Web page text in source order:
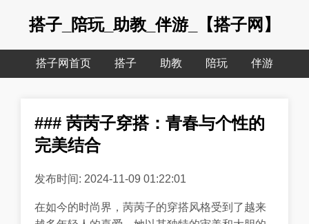
搭子_陪玩_助教_伴游_【搭子网】
搭子网首页 搭子 助教 陪玩 伴游
### 苪苪子穿搭：青春与个性的
完美结合
发布时间: 2024-11-09 01:22:01
在如今的时尚界，苪苪子的穿搭风格受到了越来